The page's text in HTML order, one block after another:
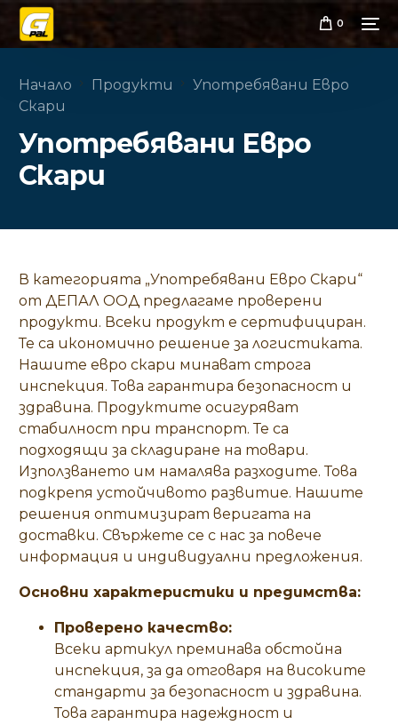
0
Начало Продукти
Употребявани Евро
Скари
Употребявани Евро
Скари
В категорията „Употребявани Евро Скари“
от ДЕПАЛ ООД предлагаме проверени
продукти. Всеки продукт е сертифициран.
Те са икономично решение за логистиката.
Нашите евро скари минават строга
инспекция. Това гарантира безопасност и
здравина. Продуктите осигуряват
стабилност при транспорт. Те са
подходящи за складиране на товари.
Използването им намалява разходите. Това
подкрепя устойчивото развитие. Нашите
решения оптимизират веригата на
доставки. Свържете се с нас за повече
информация и индивидуални предложения.
Основни характеристики и предимства:
Проверено качество:
Всеки артикул преминава обстойна
инспекция, за да отговаря на високите
стандарти за безопасност и здравина.
Това гарантира надеждност и